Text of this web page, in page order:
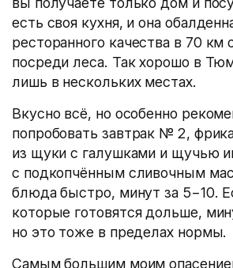
есть своя кухня, и она
ресторанного качества в 70 км
посреди леса. Так хорошо в
лишь в нескольких местах.
Вкусно всё, но особенно
попробовать завтрак № 2,
из щуки с галушками и щучью
с подкопчённым сливочным
блюда быстро, минут за 5−10.
которые готовятся дольше,
но это тоже в пределах нормы.
Самым большим моим